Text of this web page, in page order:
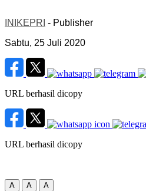
INIKEPRI - Publisher
Sabtu, 25 Juli 2020
URL berhasil dicopy
URL berhasil dicopy
A A A